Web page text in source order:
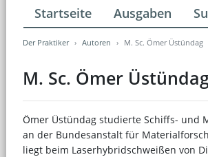
Startseite Ausgaben
Der Praktiker Autoren M. Sc. Ömer Üstündag
M. Sc. Ömer
Ömer Üstündag studierte Schiffs- und
an der Bundesanstalt für
liegt beim Laserhybridschweißen von